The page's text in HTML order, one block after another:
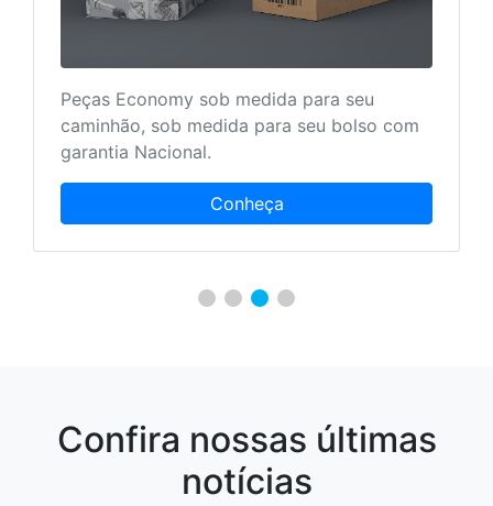
Peças Economy sob medida para seu
caminhão, sob medida para seu bolso com
garantia Nacional.
Conheça
Confira nossas últimas
notícias